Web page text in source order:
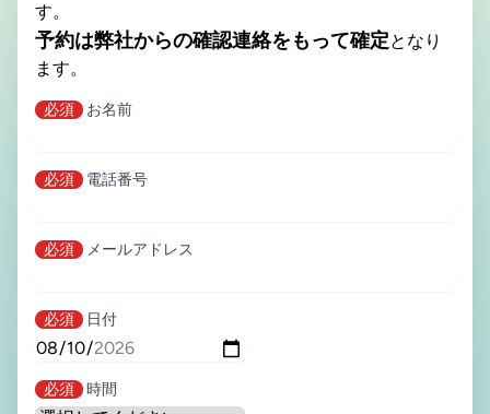
す。
予約は弊社からの確認連絡をもって確定となり
ます。
必須 お名前
必須 電話番号
必須 メールアドレス
必須 日付
必須 時間